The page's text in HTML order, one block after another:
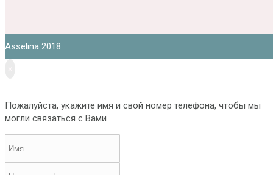
Asselina 2018
Пожалуйста, укажите имя и свой номер телефона, чтобы мы
могли связаться с Вами